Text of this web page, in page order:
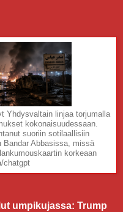
Yhdysvaltain linjaa torjumalla
kokonaisuudessaan.
suoriin sotilaallisiin
Bandar Abbasissa, missä
korkeaan
chatgpt
umpikujassa: Trump